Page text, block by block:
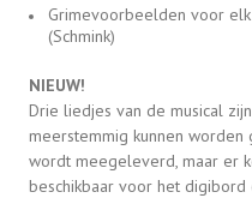
Grimevoorbeelden voor
(Schmink)
NIEUW!
Drie liedjes van de musical
meerstemmig kunnen
wordt meegeleverd, maar er
beschikbaar voor het